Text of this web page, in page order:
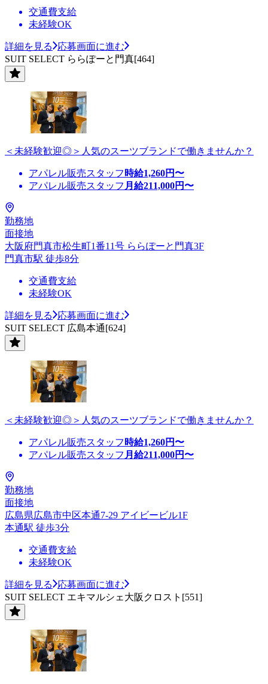
交通費支給
未経験OK
詳細を見る
応募画面に進む
SUIT SELECT ららぽーと門真[464]
＜未経験歓迎◎＞人気のスーツブランドで働きませんか？
アパレル販売スタッフ 時給1,260円〜
アパレル販売スタッフ 月給211,000円〜
勤務地
面接地
大阪府門真市松生町1番11号 ららぽーと門真3F
門真市駅 徒歩8分
交通費支給
未経験OK
詳細を見る
応募画面に進む
SUIT SELECT 広島本通[624]
＜未経験歓迎◎＞人気のスーツブランドで働きませんか？
アパレル販売スタッフ 時給1,260円〜
アパレル販売スタッフ 月給211,000円〜
勤務地
面接地
広島県広島市中区本通7-29 アイビービル1F
本通駅 徒歩3分
交通費支給
未経験OK
詳細を見る
応募画面に進む
SUIT SELECT エキマルシェ大阪クロスト[551]